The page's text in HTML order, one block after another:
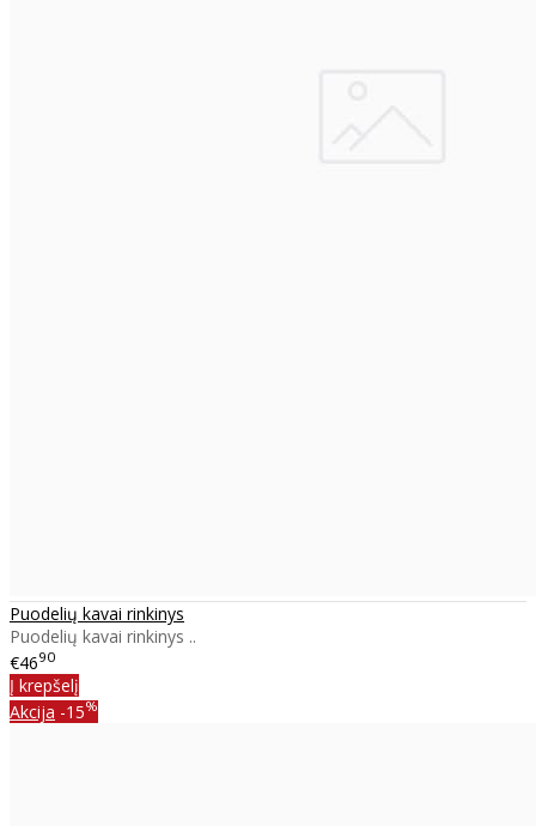
Puodelių kavai rinkinys
Puodelių kavai rinkinys ..
€4690
Į krepšelį
Akcija -15%